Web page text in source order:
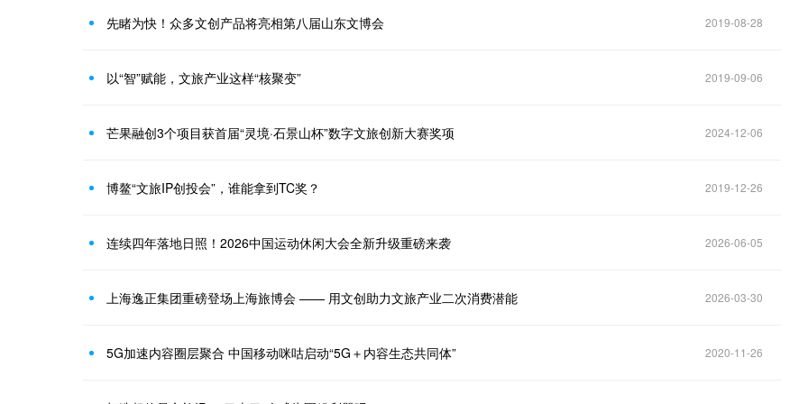
先睹为快！众多文创产品将亮相第八届山东文博会 2019-08-28
以“智”赋能，文旅产业这样“核聚变” 2019-09-06
芒果融创3个项目获首届“灵境·石景山杯”数字文旅创新大赛奖项 2024-12-06
博鳌“文旅IP创投会”，谁能拿到TC奖？ 2019-12-26
连续四年落地日照！2026中国运动休闲大会全新升级重磅来袭 2026-06-05
上海逸正集团重磅登场上海旅博会 —— 用文创助力文旅产业二次消费潜能 2026-03-30
5G加速内容圈层聚合 中国移动咪咕启动“5G＋内容生态共同体” 2020-11-26